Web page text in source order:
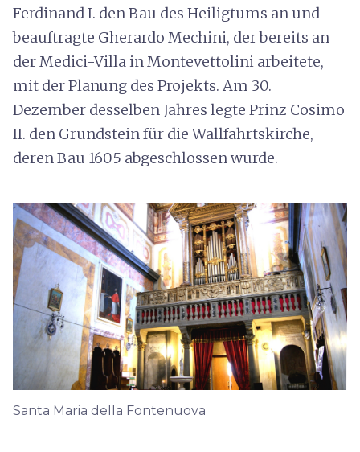
Ferdinand I. den Bau des Heiligtums an und
beauftragte Gherardo Mechini, der bereits an
der Medici-Villa in Montevettolini arbeitete,
mit der Planung des Projekts. Am 30.
Dezember desselben Jahres legte Prinz Cosimo
II. den Grundstein für die Wallfahrtskirche,
deren Bau 1605 abgeschlossen wurde.
Santa Maria della Fontenuova